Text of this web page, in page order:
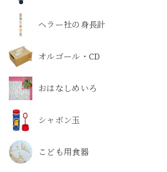
ヘラー社の身長計
オルゴール・CD
おはなしめいろ
シャボン玉
こども用食器